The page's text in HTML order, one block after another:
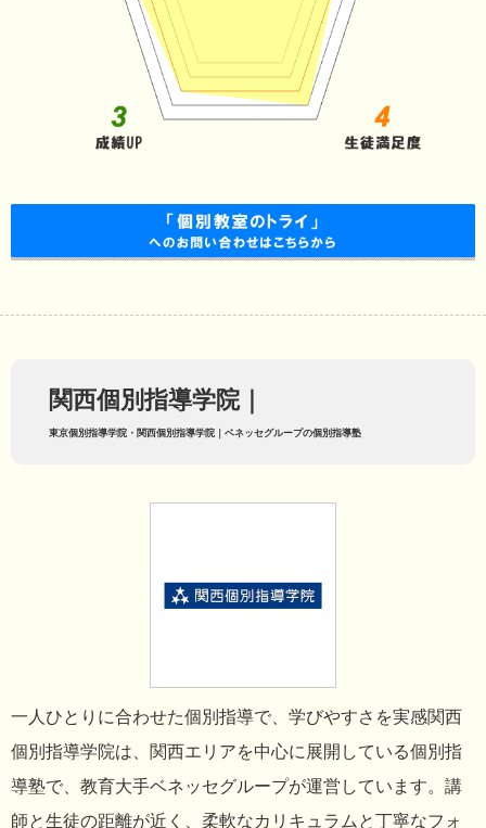
関西個別指導学院｜
東京個別指導学院・関西個別指導学院｜ベネッセグループの個別指導塾
一人ひとりに合わせた個別指導で、学びやすさを実感関西
個別指導学院は、関西エリアを中心に展開している個別指
導塾で、教育大手ベネッセグループが運営しています。講
師と生徒の距離が近く、柔軟なカリキュラムと丁寧なフォ